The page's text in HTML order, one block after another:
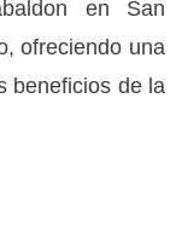
en San
ofreciendo una
beneficios de la